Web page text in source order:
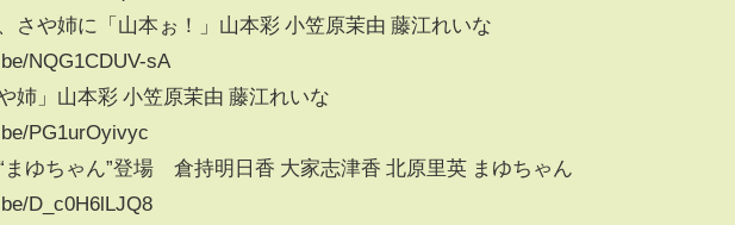
さや姉に「山本ぉ！」山本彩 小笠原茉由 藤江れいな
NQG1CDUV-sA
姉」山本彩 小笠原茉由 藤江れいな
PG1urOyivyc
まゆちゃん”登場 倉持明日香 大家志津香 北原里英 まゆちゃん
D_c0H6lLJQ8